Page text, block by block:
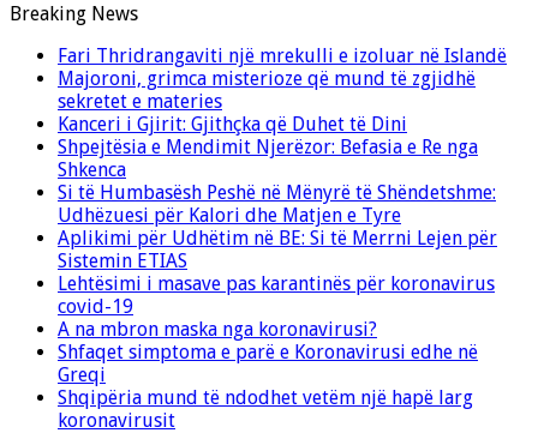
Breaking News
Fari Thridrangaviti një mrekulli e izoluar në Islandë
Majoroni, grimca misterioze që mund të zgjidhë
sekretet e materies
Kanceri i Gjirit: Gjithçka që Duhet të Dini
Shpejtësia e Mendimit Njerëzor: Befasia e Re nga
Shkenca
Si të Humbasësh Peshë në Mënyrë të Shëndetshme:
Udhëzuesi për Kalori dhe Matjen e Tyre
Aplikimi për Udhëtim në BE: Si të Merrni Lejen për
Sistemin ETIAS
Lehtësimi i masave pas karantinës për koronavirus
covid-19
A na mbron maska nga koronavirusi?
Shfaqet simptoma e parë e Koronavirusi edhe në
Greqi
Shqipëria mund të ndodhet vetëm një hapë larg
koronavirusit